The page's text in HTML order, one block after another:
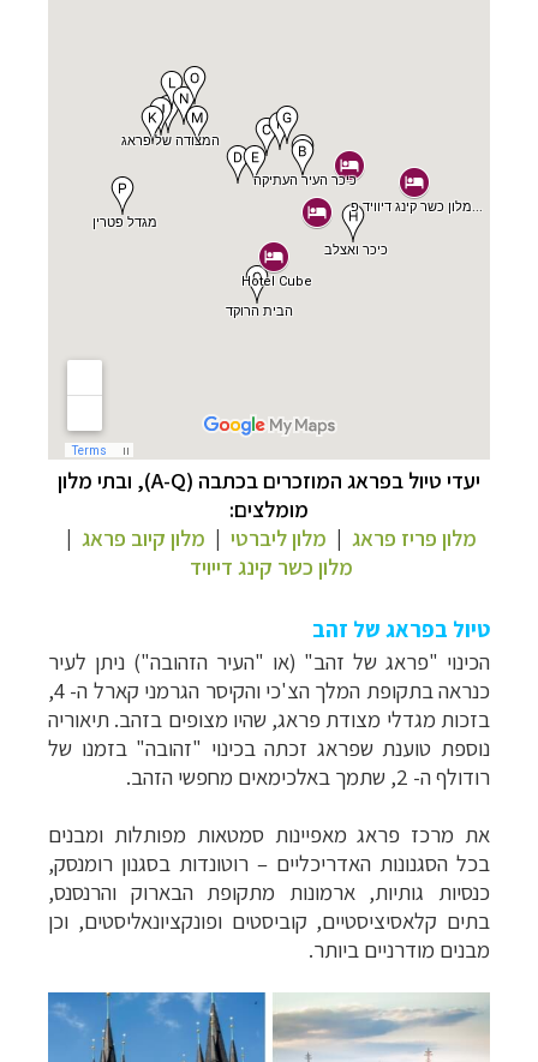
יעדי טיול בפראג המוזכרים בכתבה (A-Q), ובתי מלון
מומלצים:
מלון פריז פראג | מלון ליברטי | מלון קיוב פראג |
מלון כשר קינג דייויד
טיול בפראג של זהב
הכינוי "פראג של זהב" (או "העיר הזהובה") ניתן לעיר
כנראה בתקופת המלך הצ'כי והקיסר הגרמני קארל ה- 4,
בזכות מגדלי מצודת פראג, שהיו מצופים בזהב. תיאוריה
נוספת טוענת שפראג זכתה בכינוי "זהובה" בזמנו של
רודולף ה- 2, שתמך באלכימאים מחפשי הזהב.
את מרכז פראג מאפיינות סמטאות מפותלות ומבנים
בכל הסגנונות האדריכליים – רוטונדות בסגנון רומנסק,
כנסיות גותיות, ארמונות מתקופת הבארוק והרנסנס,
בתים קלאסיציסטיים, קוביסטים ופונקציונאליסטים, וכן
מבנים מודרניים ביותר.